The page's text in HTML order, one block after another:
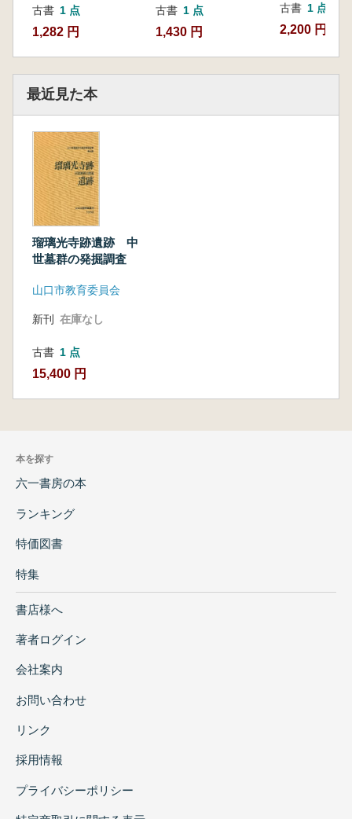
古書 1 点
1,282 円
古書 1 点
1,430 円
古書 1 点
2,200 円
最近見た本
瑠璃光寺跡遺跡 中
世墓群の発掘調査
山口市教育委員会
新刊 在庫なし
古書 1 点
15,400 円
本を探す
六一書房の本
ランキング
特価図書
特集
書店様へ
著者ログイン
会社案内
お問い合わせ
リンク
採用情報
プライバシーポリシー